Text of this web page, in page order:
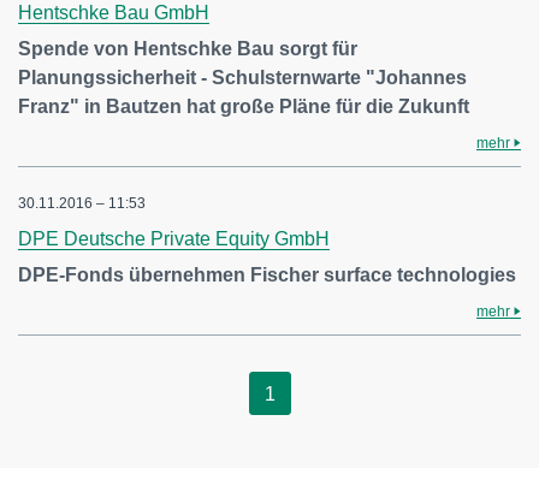
Hentschke Bau GmbH
Spende von Hentschke Bau sorgt für
Planungssicherheit - Schulsternwarte "Johannes
Franz" in Bautzen hat große Pläne für die Zukunft
mehr
30.11.2016 – 11:53
DPE Deutsche Private Equity GmbH
DPE-Fonds übernehmen Fischer surface technologies
mehr
1